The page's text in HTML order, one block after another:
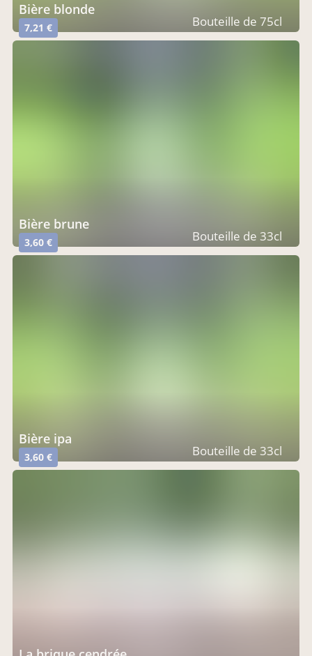
bière blonde
7,21 € Bouteille de 75cl
bière brune
3,60 € Bouteille de 33cl
bière ipa
3,60 € Bouteille de 33cl